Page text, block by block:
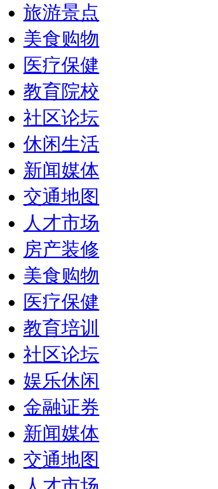
旅游景点
美食购物
医疗保健
教育院校
社区论坛
休闲生活
新闻媒体
交通地图
人才市场
房产装修
美食购物
医疗保健
教育培训
社区论坛
娱乐休闲
金融证券
新闻媒体
交通地图